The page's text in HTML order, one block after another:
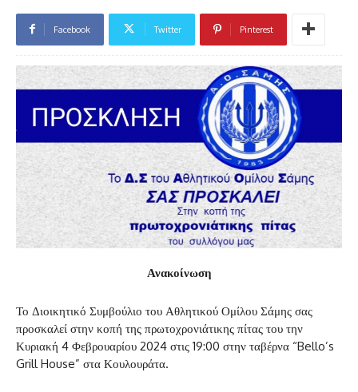
Facebook Twitter Pinterest
Ανακοίνωση
Το Διοικητικό Συμβούλιο του Αθλητικού Ομίλου Σάμης σας
προσκαλεί στην κοπή της πρωτοχρονιάτικης πίτας του την
Κυριακή 4 Φεβρουαρίου 2024 στις 19:00 στην ταβέρνα “Bello’s
Grill House” στα Κουλουράτα.